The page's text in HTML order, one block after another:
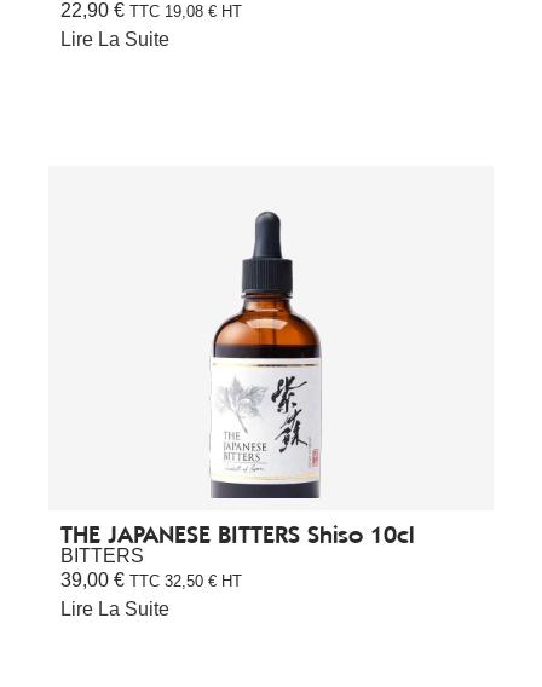
22,90 € TTC 19,08 € HT
Lire La Suite
THE JAPANESE BITTERS Shiso 10cl
BITTERS
39,00 € TTC 32,50 € HT
Lire La Suite